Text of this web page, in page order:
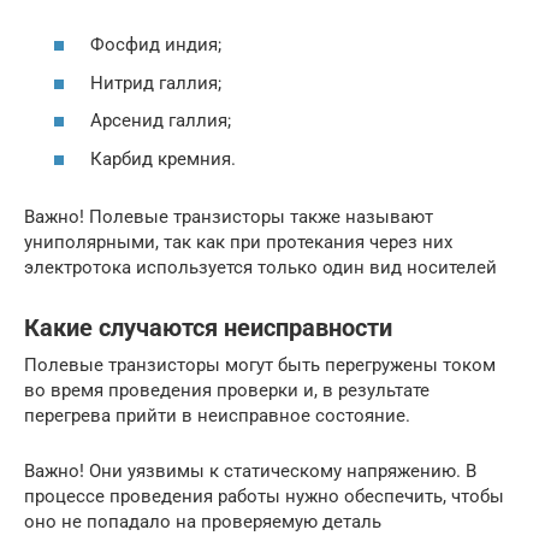
Фосфид индия;
Нитрид галлия;
Арсенид галлия;
Карбид кремния.
Важно! Полевые транзисторы также называют
униполярными, так как при протекания через них
электротока используется только один вид носителей
Какие случаются неисправности
Полевые транзисторы могут быть перегружены током
во время проведения проверки и, в результате
перегрева прийти в неисправное состояние.
Важно! Они уязвимы к статическому напряжению. В
процессе проведения работы нужно обеспечить, чтобы
оно не попадало на проверяемую деталь